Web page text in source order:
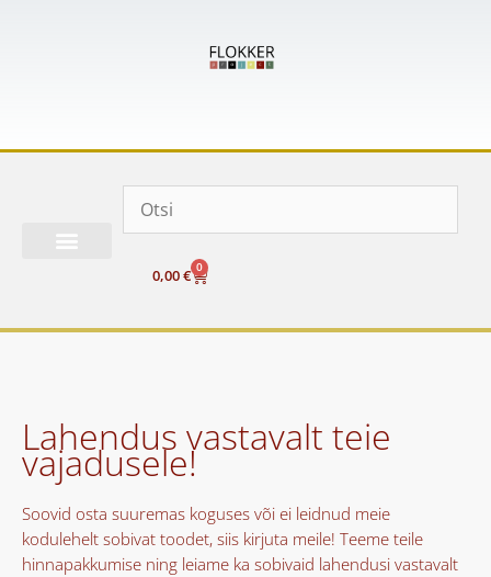
0,00€ 0
Cart
Lahendus vastavalt teie
vajadusele!
Soovid osta suuremas koguses või ei leidnud meie
kodulehelt sobivat toodet, siis kirjuta meile! Teeme teile
hinnapakkumise ning leiame ka sobivaid lahendusi vastavalt